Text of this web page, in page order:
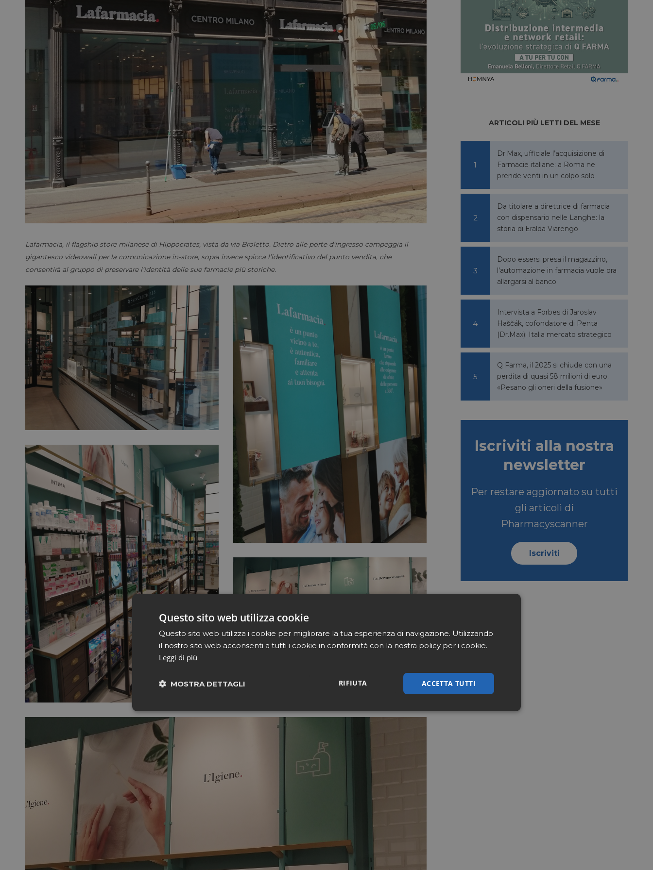
Lafarmacia, il flagship store milanese di Hippocrates, vista da via Broletto. Dietro alle porte d’ingresso campeggia il
gigantesco videowall per la comunicazione in-store, sopra invece spicca l’identificativo del punto vendita, che
consentirà al gruppo di preservare l’identità delle sue farmacie più storiche.
ARTICOLI PIÙ LETTI DEL MESE
Dr.Max, ufficiale l’acquisizione di
Farmacie italiane: a Roma ne
prende venti in un colpo solo
Da titolare a direttrice di farmacia
con dispensario nelle Langhe: la
storia di Eralda Viarengo
Dopo essersi presa il magazzino,
l’automazione in farmacia vuole ora
allargarsi al banco
Intervista a Forbes di Jaroslav
Haščák, cofondatore di Penta
(Dr.Max): Italia mercato strategico
Q Farma, il 2025 si chiude con una
perdita di quasi 58 milioni di euro.
«Pesano gli oneri della fusione»
Iscriviti alla nostra
newsletter
Per restare aggiornato su tutti
gli articoli di
Pharmacyscanner
Iscriviti
Questo sito web utilizza cookie
Questo sito web utilizza i cookie per migliorare la tua esperienza di navigazione. Utilizzando
il nostro sito web acconsenti a tutti i cookie in conformità con la nostra policy per i cookie.
Leggi di più
ACCETTA TUTTI
RIFIUTA
MOSTRA DETTAGLI
Necessari Marketing Non classificati
I cookie necessari contribuiscono a rendere fruibile il sito web abilitandone funzionalità di base quali la navigazione sulle pagine
e l'accesso alle aree protette del sito. Il sito web non è in grado di funzionare correttamente senza questi cookie.
NOME
pharmacyscanner.it
5 mesi 3
settimane
Questo cookie viene utilizzato dal servizio Cookie-Script.com per
ricordare le preferenze di consenso sui cookie dei visitatori. È
necessario che il banner dei cookie di Cookie-Script.com
funzioni correttamente.